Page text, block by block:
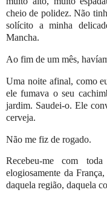
cheio de polidez. Não
solícito a minha
Mancha.
Ao fim de um mês,
Uma noite afinal, como
ele fumava o seu
jardim. Saudei-o. Ele
cerveja.
Não me fiz de rogado.
Recebeu-me com
elogiosamente da
daquela região, daquela